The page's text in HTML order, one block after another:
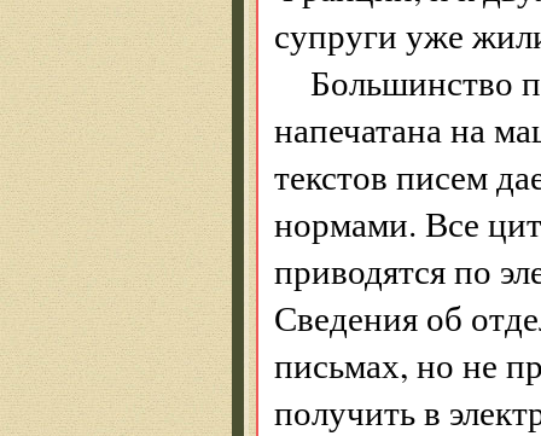
супруги уже
Большинство
напечатана на
текстов писем
нормами. Все
приводятся по
Сведения об
письмах, но не
получить в